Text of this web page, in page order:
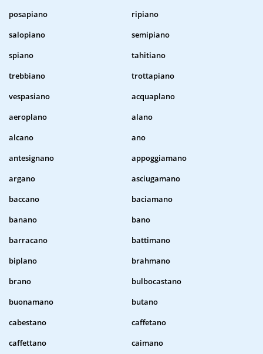
posapiano
ripiano
salopiano
semipiano
spiano
tahitiano
trebbiano
trottapiano
vespasiano
acquaplano
aeroplano
alano
alcano
ano
antesignano
appoggiamano
argano
asciugamano
baccano
baciamano
banano
bano
barracano
battimano
biplano
brahmano
brano
bulbocastano
buonamano
butano
cabestano
caffetano
caffettano
caimano